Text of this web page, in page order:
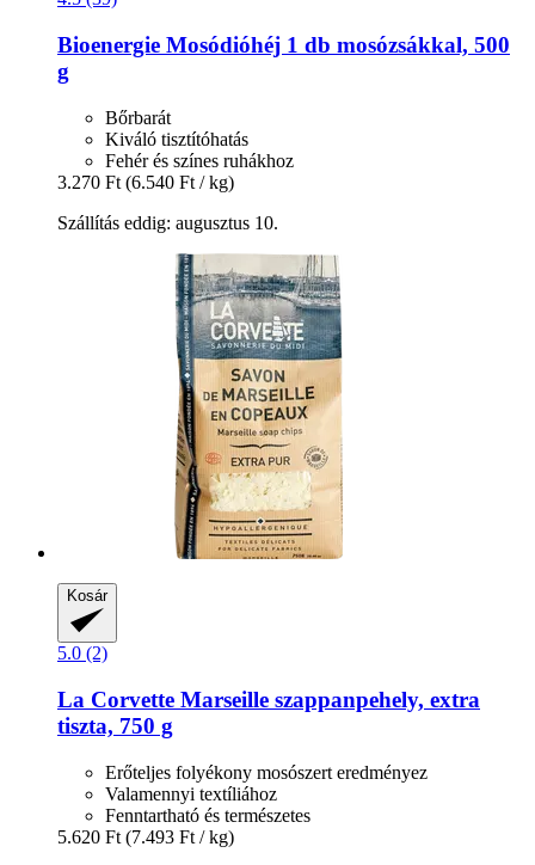
Bioenergie Mosódióhéj 1 db mosózsákkal, 500
g
Bőrbarát
Kiváló tisztítóhatás
Fehér és színes ruhákhoz
3.270 Ft (6.540 Ft / kg)
Szállítás eddig: augusztus 10.
Kosár
5.0 (2)
La Corvette Marseille szappanpehely, extra
tiszta, 750 g
Erőteljes folyékony mosószert eredményez
Valamennyi textíliához
Fenntartható és természetes
5.620 Ft (7.493 Ft / kg)